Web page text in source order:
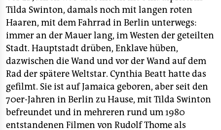
verlag
verlag
veranstaltungen
shop
fragen & hilfe
unterstützen
Tilda Swinton, damals noch mit langen roten
Haaren, mit dem Fahrrad in Berlin unterwegs:
immer an der Mauer lang, im Westen der geteilten
Stadt. Hauptstadt drüben, Enklave hüben,
dazwischen die Wand und vor der Wand auf dem
Rad der spätere Weltstar. Cynthia Beatt hatte das
gefilmt. Sie ist auf Jamaica geboren, aber seit den
70er-Jahren in Berlin zu Hause, mit Tilda Swinton
befreundet und in mehreren rund um 1980
entstandenen Filmen von Rudolf Thome als